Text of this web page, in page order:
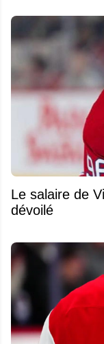
Le salaire de
dévoilé